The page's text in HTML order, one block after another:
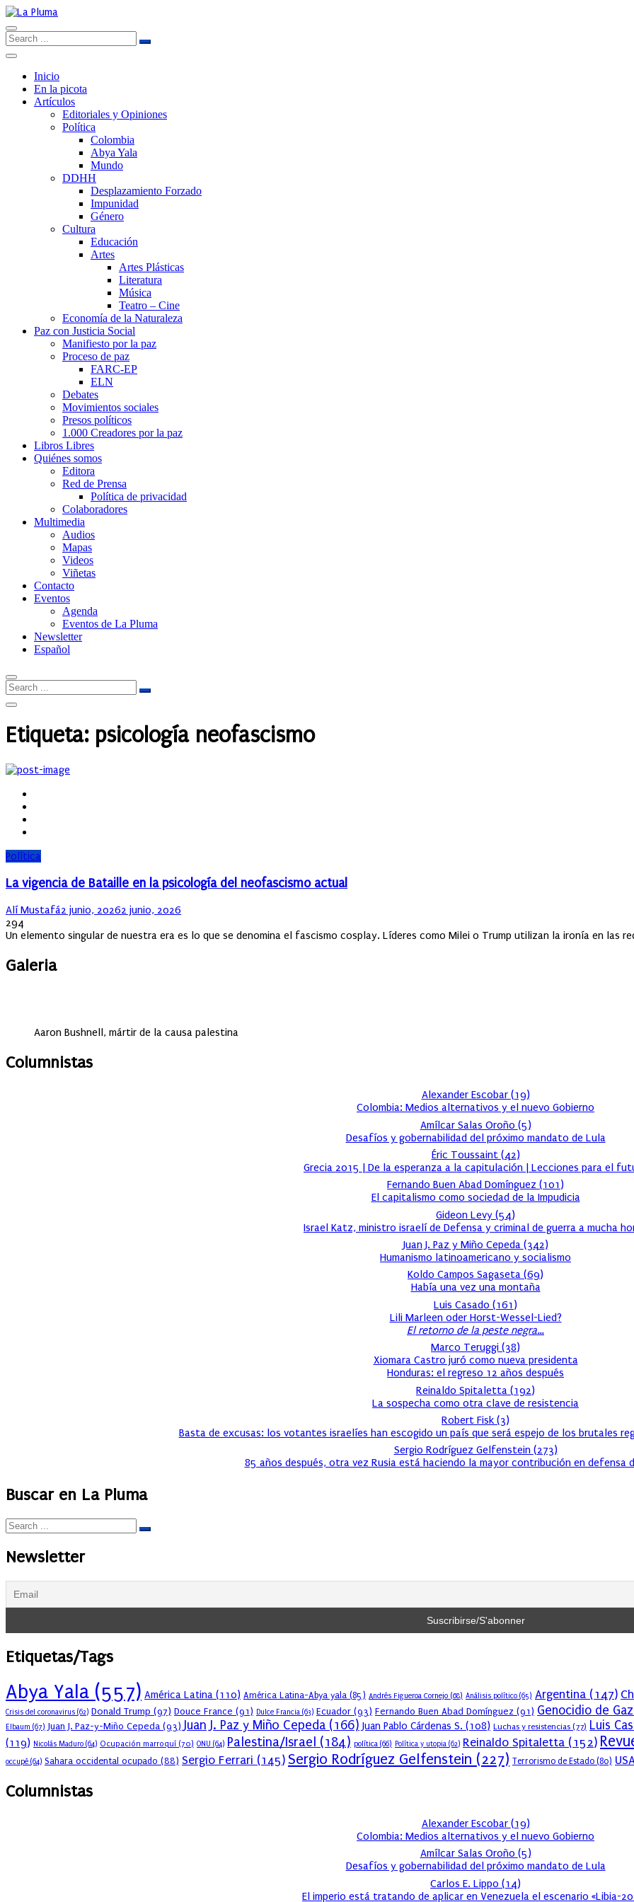
Inicio
En la picota
Artículos
Editoriales y Opiniones
Política
Colombia
Abya Yala
Mundo
DDHH
Desplazamiento Forzado
Impunidad
Género
Cultura
Educación
Artes
Artes Plásticas
Literatura
Música
Teatro – Cine
Economía de la Naturaleza
Paz con Justicia Social
Manifiesto por la paz
Proceso de paz
FARC-EP
ELN
Debates
Movimientos sociales
Presos políticos
1.000 Creadores por la paz
Libros Libres
Quiénes somos
Editora
Red de Prensa
Política de privacidad
Colaboradores
Multimedia
Audios
Mapas
Videos
Viñetas
Contacto
Eventos
Agenda
Eventos de La Pluma
Newsletter
Español
Etiqueta: psicología neofascismo
Política
La vigencia de Bataille en la psicología del neofascismo actual
Author
Alí MustafáPosted
2 junio, 20262 junio, 2026
294
Un elemento singular de nuestra era es lo que se denomina el fascismo cosplay. Líderes como Milei o Trump utilizan la ironía en las
Galeria
Aaron Bushnell, mártir de la causa palestina
Columnistas
Alexander Escobar (19)
Colombia: Medios alternativos y el nuevo Gobierno
Amílcar Salas Oroño (5)
Desafíos y gobernabilidad del próximo mandato de Lula
Éric Toussaint (42)
Grecia 2015 | De la esperanza a la capitulación | Lecciones para el
Fernando Buen Abad Domínguez (101)
El capitalismo como sociedad de la Impudicia
Gideon Levy (54)
Israel Katz, ministro israelí de Defensa y criminal de guerra a mucha
Juan J. Paz y Miño Cepeda (342)
Humanismo latinoamericano y socialismo
Koldo Campos Sagaseta (69)
Había una vez una montaña
Luis Casado (161)
Lili Marleen oder Horst-Wessel-Lied?
El retorno de la peste negra…
Marco Teruggi (38)
Xiomara Castro juró como nueva presidenta
Honduras: el regreso 12 años después
Reinaldo Spitaletta (192)
La sospecha como otra clave de resistencia
Robert Fisk (3)
Basta de excusas: los votantes israelíes han escogido un país que será espejo de los brutales
Sergio Rodríguez Gelfenstein (273)
85 años después, otra vez Rusia está haciendo la mayor contribución en defensa
Buscar en La Pluma
Newsletter
Etiquetas/Tags
Abya Yala (557) América Latina (110) América Latina-Abya yala (85) Andrés Figueroa Cornejo (68) Análisis político (65) Argentina (147)
Crisis del coronavirus (62) Donald Trump (97) Douce France (91) Dulce Francia (63) Ecuador (93) Fernando Buen Abad Domínguez (91) Genocidio de
Elbaum (67) Juan J. Paz-y-Miño Cepeda (93) Juan J. Paz y Miño Cepeda (166) Juan Pablo Cárdenas S. (108) Luchas y resistencias (77) Luis
(119) Nicolás Maduro (64) Ocupación marroquí (70) ONU (64) Palestina/Israel (184) política (66) Política y utopia (62) Reinaldo Spitaletta (152)
occupé (64) Sahara occidental ocupado (88) Sergio Ferrari (145) Sergio Rodríguez Gelfenstein (227) Terrorismo de Estado (80)
Columnistas
Alexander Escobar (19)
Colombia: Medios alternativos y el nuevo Gobierno
Amílcar Salas Oroño (5)
Desafíos y gobernabilidad del próximo mandato de Lula
Carlos E. Lippo (14)
El imperio está tratando de aplicar en Venezuela el escenario «Libia-